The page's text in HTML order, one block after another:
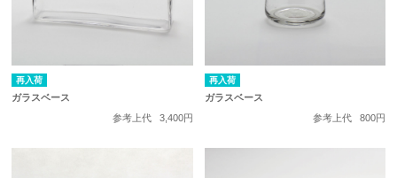
再入荷
ガラスベース
参考上代
3,400円
再入荷
ガラスベース
参考上代
800円